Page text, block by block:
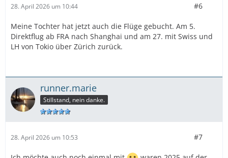
28. April 2026 um 10:44 #6
Meine Tochter hat jetzt auch die Flüge gebucht. Am 5.
Direktflug ab FRA nach Shanghai und am 27. mit Swiss und
LH von Tokio über Zürich zurück.
runner.marie
Stillstand, nein danke.
28. April 2026 um 10:53 #7